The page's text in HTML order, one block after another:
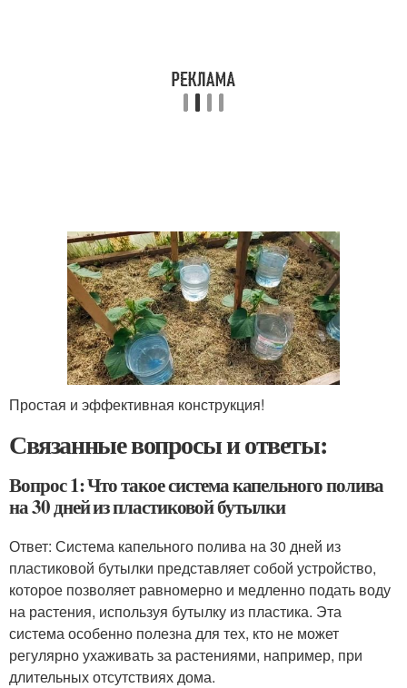
Простая и эффективная конструкция!
Связанные вопросы и ответы:
Вопрос 1: Что такое система капельного полива
на 30 дней из пластиковой бутылки
Ответ: Система капельного полива на 30 дней из
пластиковой бутылки представляет собой устройство,
которое позволяет равномерно и медленно подать воду
на растения, используя бутылку из пластика. Эта
система особенно полезна для тех, кто не может
регулярно ухаживать за растениями, например, при
длительных отсутствиях дома.